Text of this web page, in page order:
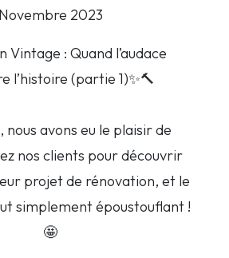
Novembre 2023
Vintage : Quand l’audace
l’histoire (partie 1)✨🔨
nous avons eu le plaisir de
nos clients pour découvrir
projet de rénovation, et le
simplement époustouflant !
🤩